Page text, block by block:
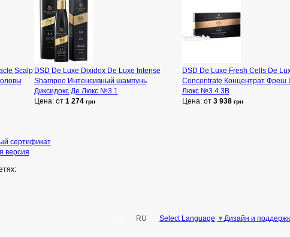
Scalp DSD De Luxe Dixidox De Luxe Intense
Shampoo Интенсивный шампунь
Диксидокс Де Люкс №3.1
Цена: от 1 274 грн
DSD De Luxe Fresh Cells De
Concentrate Концентрат Фреш
Люкс №3.4.3B
Цена: от 3 938 грн
сертификат
версия
Дизайн и
Select Language ▼
RU